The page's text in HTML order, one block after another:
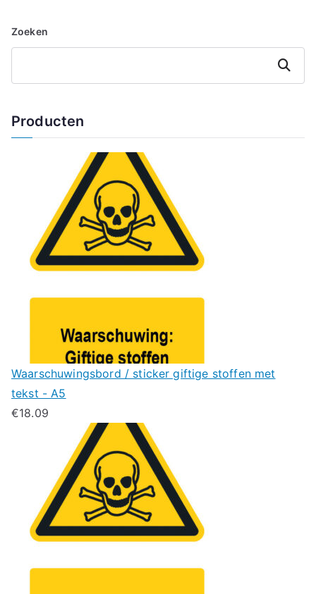
Zoeken
Zoeken
Producten
Waarschuwingsbord / sticker giftige stoffen met
tekst - A5
€18.09